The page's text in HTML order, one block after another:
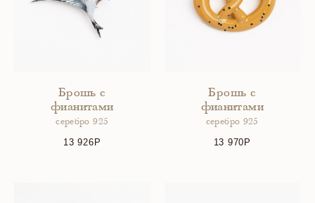
Брошь с
фианитами
серебро 925
13 926
Брошь с
фианитами
серебро 925
13 970